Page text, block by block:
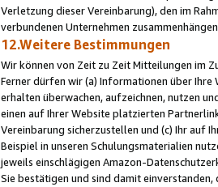
Verletzung dieser Vereinbarung), den im
verbundenen Unternehmen
12.Weitere Bestimmungen
Wir können von Zeit zu Zeit Mitteilungen im
Ferner dürfen wir (a) Informationen über
erhalten überwachen, aufzeichnen, nutzen
einen auf Ihrer Website platzierten
Vereinbarung sicherzustellen und (c) Ihr auf
Beispiel in unseren Schulungsmaterialien
jeweils einschlägigen Amazon-
Sie bestätigen und sind damit